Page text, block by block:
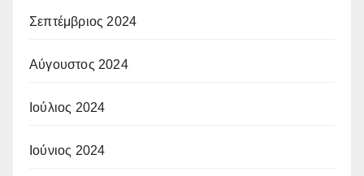
Σεπτέμβριος 2024
Αύγουστος 2024
Ιούλιος 2024
Ιούνιος 2024